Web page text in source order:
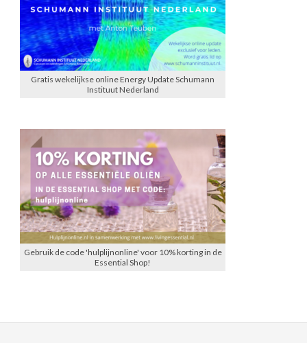
Gratis wekelijkse online Energy Update Schumann
Instituut Nederland
Gebruik de code 'hulplijnonline' voor 10% korting in de
Essential Shop!